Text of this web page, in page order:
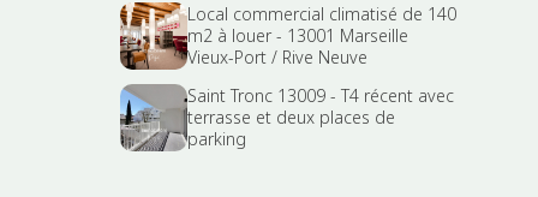
Local commercial climatisé de 140
m2 à louer - 13001 Marseille
Vieux-Port / Rive Neuve
Saint Tronc 13009 - T4 récent avec
terrasse et deux places de
parking